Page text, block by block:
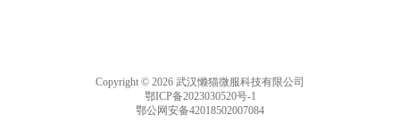
Copyright © 2026 武汉懒猫微服科技有限公司
鄂ICP备2023030520号-1
鄂公网安备42018502007084